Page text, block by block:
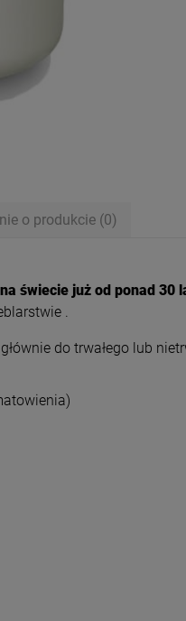
o produkcie (0)
świecie już od ponad 30
.
do trwałego lub